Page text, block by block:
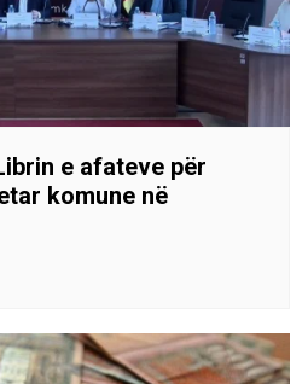
e afateve për
komune në